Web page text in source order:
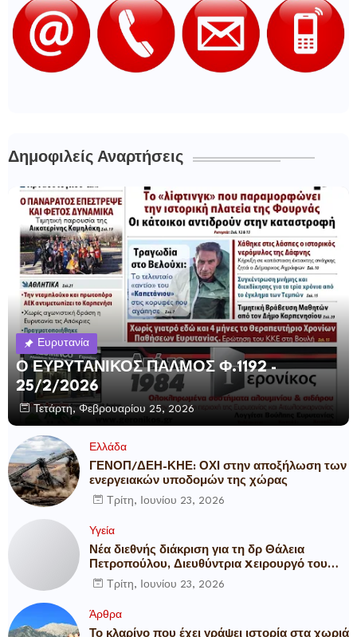
Δημοφιλείς Αναρτήσεις
Ευρυτανία
Ο ΕΥΡΥΤΑΝΙΚΟΣ ΠΑΛΜΟΣ Φ.1192 -
25/2/2026
Τετάρτη, Φεβρουαρίου 25, 2026
Ελλάδα
ΓΕΝΟΠ/ΔΕΗ-ΚΗΕ: ΟΧΙ στην αποξήλωση των
ενεργειακών υποδομών της χώρας
Τρίτη, Ιουνίου 23, 2026
Υγεία
Νέα διεθνής διάκριση για τη δρ Θάλεια
Πετροπούλου, Διευθύντρια Xειρουργό του
Metropolitan General
Τρίτη, Ιουνίου 23, 2026
Άρθρα
Το κλαρίνο που έχει γράψει ιστορία στα χωριά